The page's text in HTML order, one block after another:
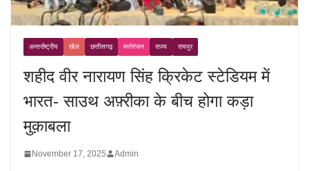
अन्तर्राष्ट्रीय खेल छत्तीसगढ़ मनोरंजन राज्य रायपुर
शहीद वीर नारायण सिंह क्रिकेट स्टेडियम में
भारत- साउथ अफ़्रीका के बीच होगा कड़ा
मुक़ाबला
November 17, 2025 Admin